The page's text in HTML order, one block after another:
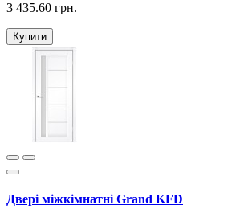
3 435.60 грн.
Купити
Двері міжкімнатні Grand KFD